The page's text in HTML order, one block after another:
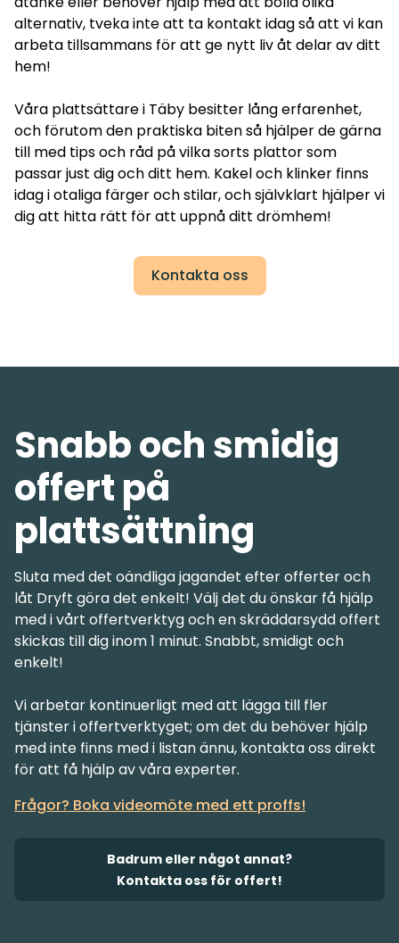
alternativ, tveka inte att ta kontakt idag så att vi kan
arbeta tillsammans för att ge nytt liv åt delar av ditt
hem!
Våra plattsättare i Täby besitter lång erfarenhet,
och förutom den praktiska biten så hjälper de gärna
till med tips och råd på vilka sorts plattor som
passar just dig och ditt hem. Kakel och klinker finns
idag i otaliga färger och stilar, och självklart hjälper vi
dig att hitta rätt för att uppnå ditt drömhem!
Kontakta oss
Badrum eller något annat?
Kontakta oss för offert!
Snabb och smidig
offert på
plattsättning
Sluta med det oändliga jagandet efter offerter och
låt Dryft göra det enkelt! Välj det du önskar få hjälp
med i vårt offertverktyg och en skräddarsydd offert
skickas till dig inom 1 minut. Snabbt, smidigt och
enkelt!
Vi arbetar kontinuerligt med att lägga till fler
tjänster i offertverktyget; om det du behöver hjälp
med inte finns med i listan ännu, kontakta oss direkt
Frågor? Boka videomöte med ett proffs!